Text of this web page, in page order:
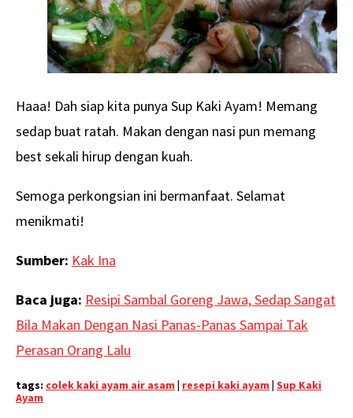
Haaa! Dah siap kita punya Sup Kaki Ayam! Memang
sedap buat ratah. Makan dengan nasi pun memang
best sekali hirup dengan kuah.
Semoga perkongsian ini bermanfaat. Selamat
menikmati!
Sumber: Kak Ina
Baca juga: Resipi Sambal Goreng Jawa, Sedap Sangat
Bila Makan Dengan Nasi Panas-Panas Sampai Tak
Perasan Orang Lalu
tags: colek kaki ayam air asam | resepi kaki ayam | Sup Kaki
Ayam